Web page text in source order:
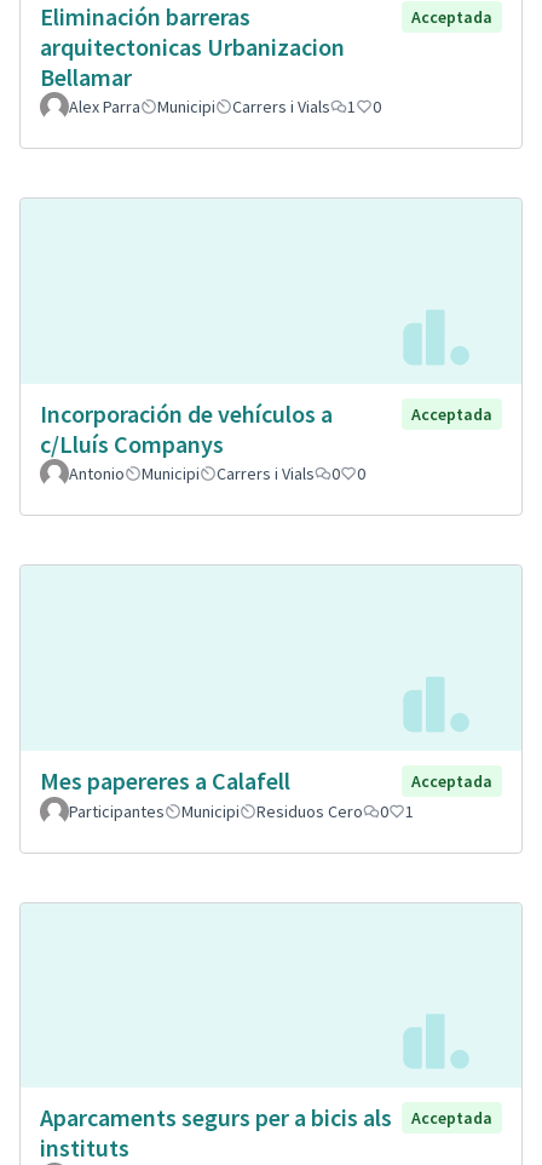
Eliminación barreras
arquitectonicas Urbanizacion
Bellamar
Acceptada
Alex Parra Municipi Carrers i Vials 1 0
Incorporación de vehículos a
c/Lluís Companys
Acceptada
Antonio Municipi Carrers i Vials 0 0
Mes papereres a Calafell
Acceptada
Participantes
Municipi Residuos Cero 0 1
Aparcaments segurs per a bicis als
instituts
Acceptada